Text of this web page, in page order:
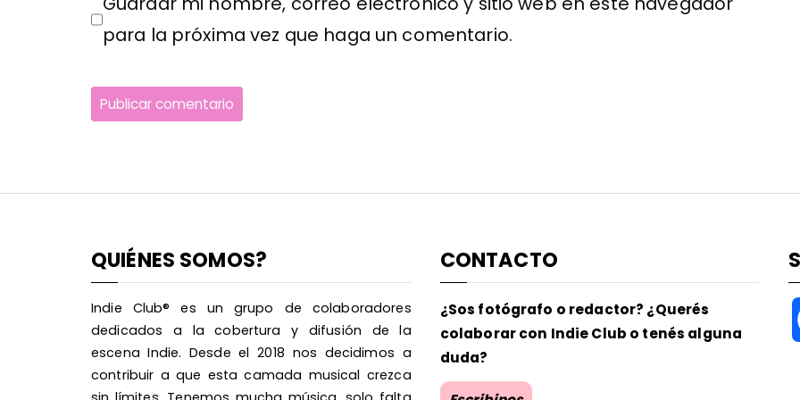
para la próxima vez que haga un comentario.
QUIÉNES SOMOS?
Indie Club® es un grupo de colaboradores
dedicados a la cobertura y difusión de la
escena Indie. Desde el 2018 nos decidimos a
contribuir a que esta camada musical crezca
CONTACTO
¿Sos fotógrafo o redactor? ¿Querés
colaborar con Indie Club o tenés alguna
duda?